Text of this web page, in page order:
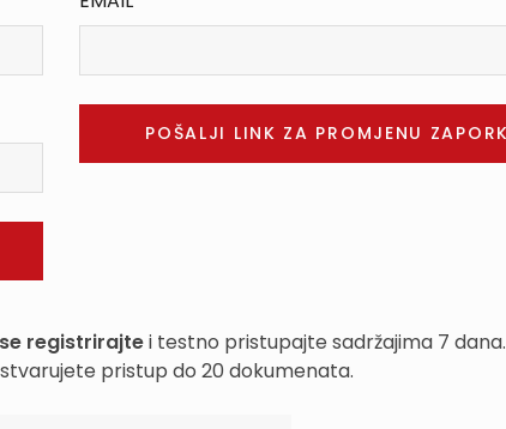
registrirajtei testno pristupajte sadržajima 7 dana.
pristup do 20 dokumenata.